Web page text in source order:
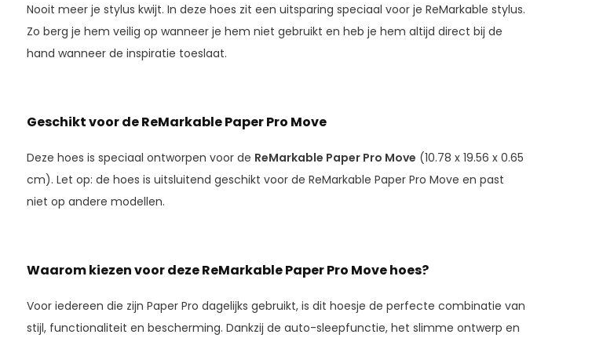
Nooit meer je stylus kwijt. In deze hoes zit een uitsparing speciaal voor je ReMarkable stylus.
Zo berg je hem veilig op wanneer je hem niet gebruikt en heb je hem altijd direct bij de
hand wanneer de inspiratie toeslaat.
Geschikt voor de ReMarkable Paper Pro Move
Deze hoes is speciaal ontworpen voor de ReMarkable Paper Pro Move (10.78 x 19.56 x 0.65
cm). Let op: de hoes is uitsluitend geschikt voor de ReMarkable Paper Pro Move en past
niet op andere modellen.
Waarom kiezen voor deze ReMarkable Paper Pro Move hoes?
Voor iedereen die zijn Paper Pro dagelijks gebruikt, is dit hoesje de perfecte combinatie van
stijl, functionaliteit en bescherming. Dankzij de auto-sleepfunctie, het slimme ontwerp en